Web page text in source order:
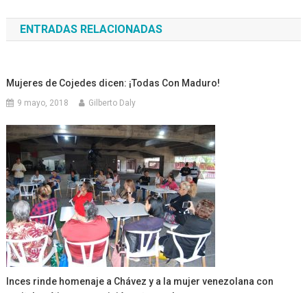
de
entradas
ENTRADAS RELACIONADAS
Mujeres de Cojedes dicen: ¡Todas Con Maduro!
9 mayo, 2018 Gilberto Daly
Inces rinde homenaje a Chávez y a la mujer venezolana con